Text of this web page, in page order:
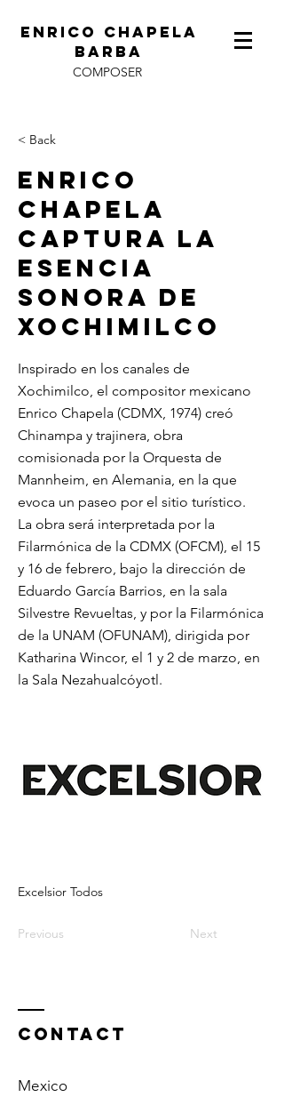
ENRICO CHAPELA
BARBA
COMPOSER
< Back
Enrico
Chapela
captura la
esencia
sonora de
Xochimilco
Inspirado en los canales de
Xochimilco, el compositor mexicano
Enrico Chapela (CDMX, 1974) creó
Chinampa y trajinera, obra
comisionada por la Orquesta de
Mannheim, en Alemania, en la que
evoca un paseo por el sitio turístico.
La obra será interpretada por la
Filarmónica de la CDMX (OFCM), el 15
y 16 de febrero, bajo la dirección de
Eduardo García Barrios, en la sala
Silvestre Revueltas, y por la Filarmónica
de la UNAM (OFUNAM), dirigida por
Katharina Wincor, el 1 y 2 de marzo, en
la Sala Nezahualcóyotl.
Excelsior Todos
Previous Next
Contact
Mexico